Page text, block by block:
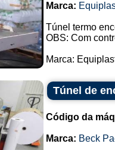
Marca:
Túnel termo
OBS: Com
Marca:
Túnel de
Código da
Marca: Beck